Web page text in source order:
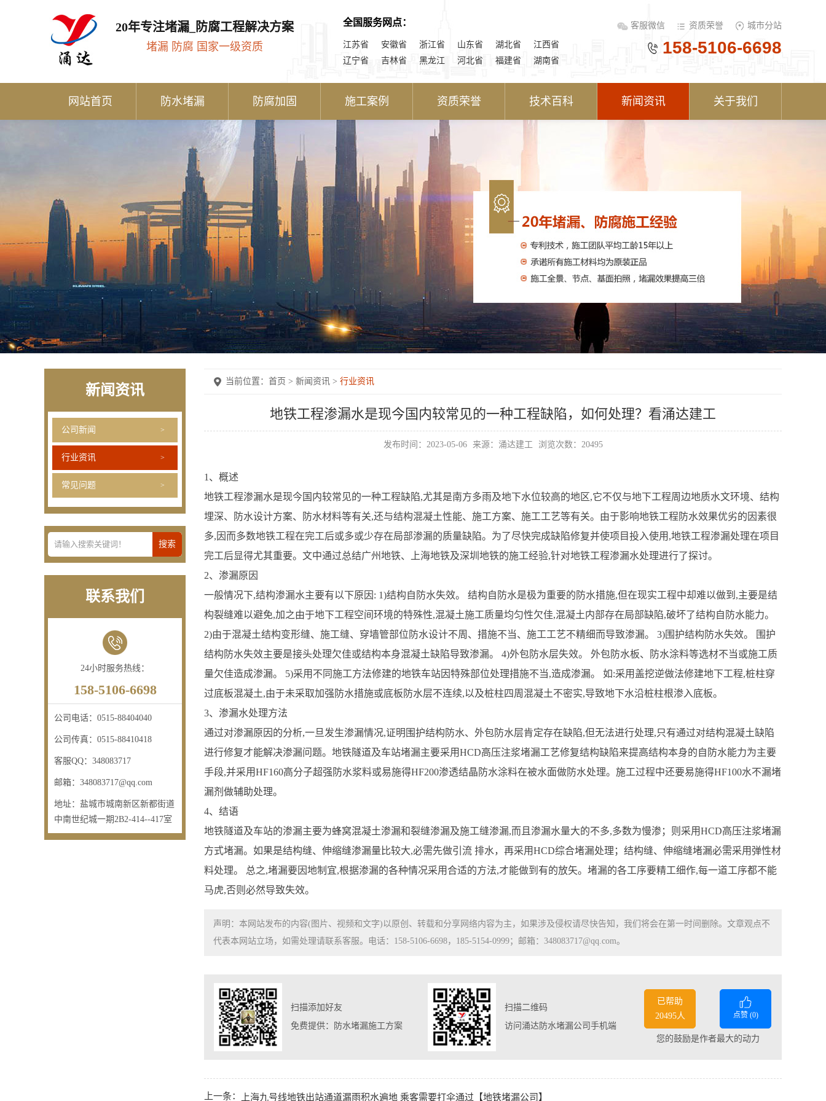
20年专注堵漏_防腐工程解决方案
堵漏 防腐 国家一级资质
全国服务网点：
江苏省 安徽省 浙江省 山东省 湖北省
江西省
辽宁省
吉林省 黑龙江 河北省 福建省 湖南省
客服微信 资质荣誉 城市分站
158-5106-6698
网站首页 防水堵漏 防腐加固 施工案例 资质荣誉 技术百科 新闻资讯 关于我们
新闻资讯
公司新闻
行业资讯
常见问题
联系我们
24小时服务热线：
158-5106-6698
公司电话： 0515-88404040
公司传真： 0515-88410418
客服QQ： 348083717
邮箱： 348083717@qq.com
地址： 盐城市城南新区新都街道
中南世纪城一期2B2-414--417室
当前位置： 首页 > 新闻资讯 > 行业资讯
地铁工程渗漏水是现今国内较常见的一种工程缺陷，如何处理？看涌达建工
发布时间：2023-05-06 来源：涌达建工 浏览次数：20495
1、概述
地铁工程渗漏水是现今国内较常见的一种工程缺陷,尤其是南方多雨及地下水位较高的地区,它不仅与地下工程周边地质水文环境、结构
埋深、防水设计方案、防水材料等有关,还与结构混凝土性能、施工方案、施工工艺等有关。由于影响地铁工程防水效果优劣的因素很
多,因而多数地铁工程在完工后或多或少存在局部渗漏的质量缺陷。为了尽快完成缺陷修复并使项目投入使用,地铁工程渗漏处理在项目
完工后显得尤其重要。文中通过总结广州地铁、上海地铁及深圳地铁的施工经验,针对地铁工程渗漏水处理进行了探讨。
2、渗漏原因
一般情况下,结构渗漏水主要有以下原因: 1)结构自防水失效。 结构自防水是极为重要的防水措施,但在现实工程中却难以做到,主要是结
构裂缝难以避免,加之由于地下工程空间环境的特殊性,混凝土施工质量均匀性欠佳,混凝土内部存在局部缺陷,破坏了结构自防水能力。
2)由于混凝土结构变形缝、施工缝、穿墙管部位防水设计不周、措施不当、施工工艺不精细而导致渗漏。 3)围护结构防水失效。 围护
结构防水失效主要是接头处理欠佳或结构本身混凝土缺陷导致渗漏。 4)外包防水层失效。 外包防水板、防水涂料等选材不当或施工质
量欠佳造成渗漏。 5)采用不同施工方法修建的地铁车站因特殊部位处理措施不当,造成渗漏。 如:采用盖挖逆做法修建地下工程,桩柱穿
过底板混凝土,由于未采取加强防水措施或底板防水层不连续,以及桩柱四周混凝土不密实,导致地下水沿桩柱根渗入底板。
3、渗漏水处理方法
通过对渗漏原因的分析,一旦发生渗漏情况,证明围护结构防水、外包防水层肯定存在缺陷,但无法进行处理,只有通过对结构混凝土缺陷
进行修复才能解决渗漏问题。地铁隧道及车站堵漏主要采用HCD高压注浆堵漏工艺修复结构缺陷来提高结构本身的自防水能力为主要
手段,并采用HF160高分子超强防水浆料或易施得HF200渗透结晶防水涂料在被水面做防水处理。施工过程中还要易施得HF100水不漏堵
漏剂做辅助处理。
4、结语
地铁隧道及车站的渗漏主要为蜂窝混凝土渗漏和裂缝渗漏及施工缝渗漏,而且渗漏水量大的不多,多数为慢渗；则采用HCD高压注浆堵漏
方式堵漏。如果是结构缝、伸缩缝渗漏量比较大,必需先做引流 排水，再采用HCD综合堵漏处理；结构缝、伸缩缝堵漏必需采用弹性材
料处理。 总之,堵漏要因地制宜,根据渗漏的各种情况采用合适的方法,才能做到有的放矢。堵漏的各工序要精工细作,每一道工序都不能
马虎,否则必然导致失效。
声明：本网站发布的内容(图片、视频和文字)以原创、转载和分享网络内容为主，如果涉及侵权请尽快告知，我们将会在第一时间删除。文章观点不
代表本网站立场，如需处理请联系客服。电话：158-5106-6698，185-5154-0999；邮箱：348083717@qq.com。
扫描添加好友
免费提供：防水堵漏施工方案
扫描二维码
访问涌达防水堵漏公司手机端
已帮助
20495人
点赞 (0)
您的鼓励是作者最大的动力
上一条： 上海九号线地铁出站通道漏雨积水遍地 乘客需要打伞通过【地铁堵漏公司】